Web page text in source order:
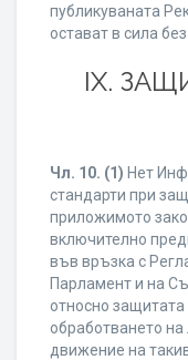
публикуваната
остават в сила
IХ.
Чл. 10. (1) Нет
стандарти при
приложимото
включително
във връзка с
Парламент и на
относно
обработването
движение на